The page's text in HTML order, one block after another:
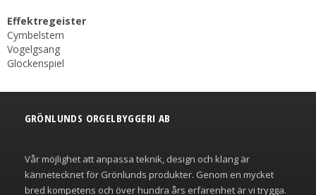
Effektregeister
Cymbelstern
Vogelgsang
Glockenspiel
GRÖNLUNDS ORGELBYGGERI AB
Vår möjlighet att anpassa teknik, design och klang är
kännetecknet för Grönlunds produkter. Genom en mycket
bred kompetens och över hundra års erfarenhet är vi trygga.